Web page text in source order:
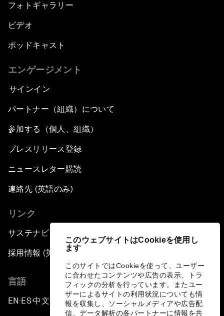
このウェブサイトはCookieを使用し
ます
このサイトではCookieを使って、ユーザー
に合わせたコンテンツや広告の表示、トラ
フィックの分析を行っています。またユー
ザーによるサイトの利用状況についても情
報を収集し、ソーシャルメディアや広告配
信、データ解析の各パートナーに情報を共
フォトギャラリー
ビデオ
ポッドキャスト
エンゲージメント
サインイン
パートナー（組織）について
参加する（個人、組織）
プレスリリース登録
ニュースレター購読
連絡先 (英語のみ)
リンク
サステナビリティへの取り組み
採用情報 (英語のみ)
言語
EN ▪ ES▪中文▪ 日本語